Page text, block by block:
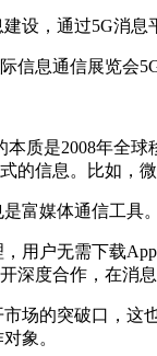
设，通过5G消息
信息通信展览会
质是2008年全
的信息。比如，
富媒体通信工具
用户无需下载
深度合作，在消
场的突破口，
象。